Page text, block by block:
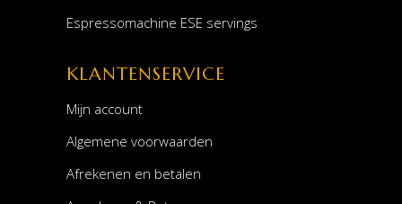
Espressomachine ESE servings
KLANTENSERVICE
Mijn account
Algemene voorwaarden
Afrekenen en betalen